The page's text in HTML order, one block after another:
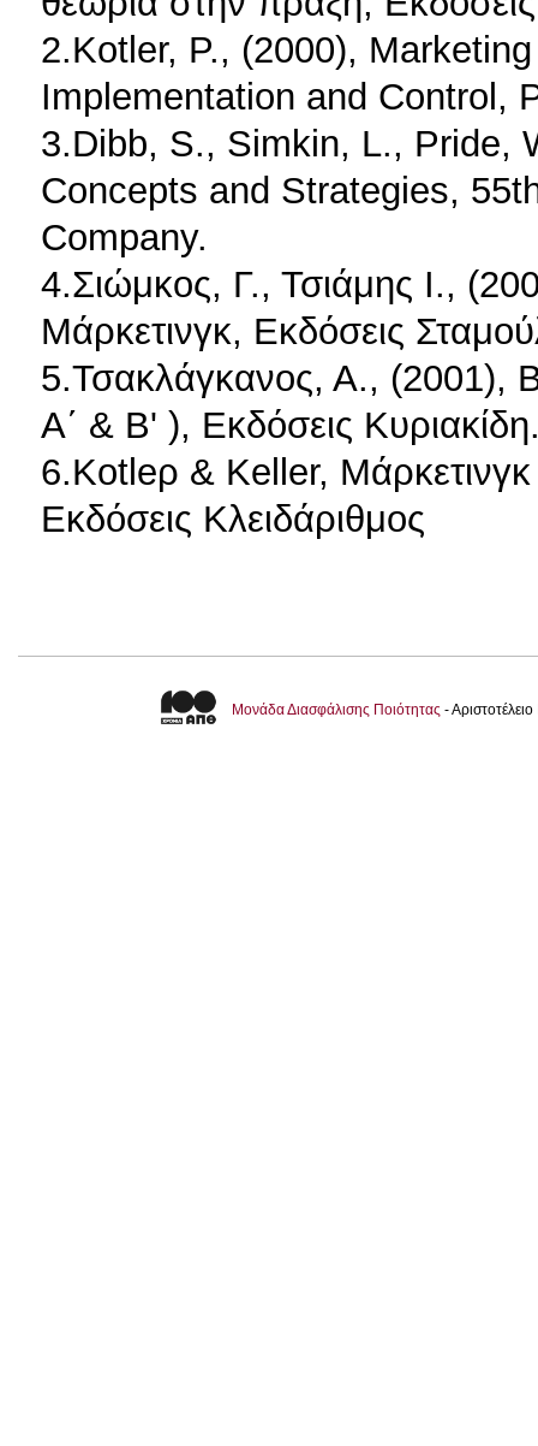
2.Kotler, P., (2000),
Implementation and Control,
3.Dibb, S., Simkin, L., Pride,
Concepts and Strategies,
Company.
4.Σιώμκος, Γ., Τσιάμης Ι.,
Μάρκετινγκ, Εκδόσεις
5.Τσακλάγκανος, Α., (2001),
Α΄ & Β' ), Εκδόσεις
6.Kotleρ & Keller,
Εκδόσεις Κλειδάριθμος
Μονάδα Διασφάλισης Ποιότητας -